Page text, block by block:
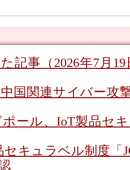
記事（2026年7月19
国関連サイバー攻
ポール、IoT製品セ
セキュラベル制度「